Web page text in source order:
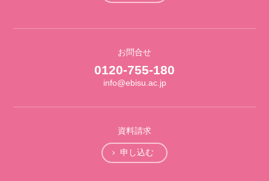
お問合せ
0120-755-180
info@ebisu.ac.jp
資料請求
申し込む